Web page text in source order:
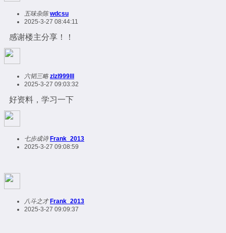
五味杂陈 wdcsu
2025-3-27 08:44:11
感谢楼主分享！！
六韬三略 zlzl999lll
2025-3-27 09:03:32
好资料，学习一下
七步成诗 Frank_2013
2025-3-27 09:08:59
八斗之才 Frank_2013
2025-3-27 09:09:37